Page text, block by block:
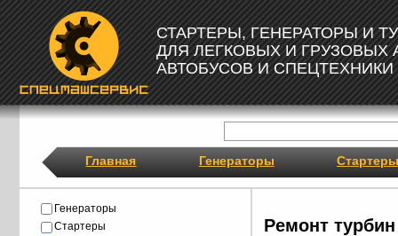
СТАРТЕРЫ, ГЕНЕРАТОРЫ И
ДЛЯ ЛЕГКОВЫХ И ГРУЗОВЫХ
АВТОБУСОВ И СПЕЦТЕХНИКИ
Главная Генераторы Стартеры
Ремонт турбин
Генераторы
Стартеры